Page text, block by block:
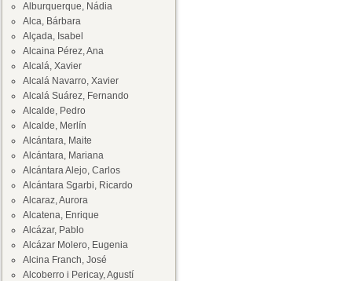
Alburquerque, Nádia
Alca, Bárbara
Alçada, Isabel
Alcaina Pérez, Ana
Alcalá, Xavier
Alcalá Navarro, Xavier
Alcalá Suárez, Fernando
Alcalde, Pedro
Alcalde, Merlín
Alcántara, Maite
Alcántara, Mariana
Alcántara Alejo, Carlos
Alcántara Sgarbi, Ricardo
Alcaraz, Aurora
Alcatena, Enrique
Alcázar, Pablo
Alcázar Molero, Eugenia
Alcina Franch, José
Alcoberro i Pericay, Agustí